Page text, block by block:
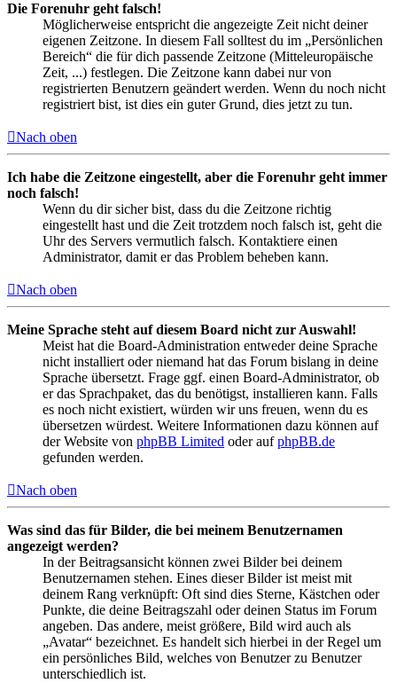
Die Forenuhr geht falsch!
Möglicherweise entspricht die angezeigte Zeit nicht deiner
eigenen Zeitzone. In diesem Fall solltest du im „Persönlichen
Bereich“ die für dich passende Zeitzone (Mitteleuropäische
Zeit, ...) festlegen. Die Zeitzone kann dabei nur von
registrierten Benutzern geändert werden. Wenn du noch nicht
registriert bist, ist dies ein guter Grund, dies jetzt zu tun.
Nach oben
Ich habe die Zeitzone eingestellt, aber die Forenuhr geht immer
noch falsch!
Wenn du dir sicher bist, dass du die Zeitzone richtig
eingestellt hast und die Zeit trotzdem noch falsch ist, geht die
Uhr des Servers vermutlich falsch. Kontaktiere einen
Administrator, damit er das Problem beheben kann.
Nach oben
Meine Sprache steht auf diesem Board nicht zur Auswahl!
Meist hat die Board-Administration entweder deine Sprache
nicht installiert oder niemand hat das Forum bislang in deine
Sprache übersetzt. Frage ggf. einen Board-Administrator, ob
er das Sprachpaket, das du benötigst, installieren kann. Falls
es noch nicht existiert, würden wir uns freuen, wenn du es
übersetzen würdest. Weitere Informationen dazu können auf
der Website von phpBB Limited oder aufphpBB.de
gefunden werden.
Nach oben
Was sind das für Bilder, die bei meinem Benutzernamen
angezeigt werden?
In der Beitragsansicht können zwei Bilder bei deinem
Benutzernamen stehen. Eines dieser Bilder ist meist mit
deinem Rang verknüpft: Oft sind dies Sterne, Kästchen oder
Punkte, die deine Beitragszahl oder deinen Status im Forum
angeben. Das andere, meist größere, Bild wird auch als
„Avatar“ bezeichnet. Es handelt sich hierbei in der Regel um
ein persönliches Bild, welches von Benutzer zu Benutzer
unterschiedlich ist.